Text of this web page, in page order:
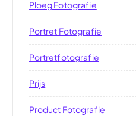
Ploeg Fotografie
Portret Fotografie
Portretfotografie
Prijs
Product Fotografie